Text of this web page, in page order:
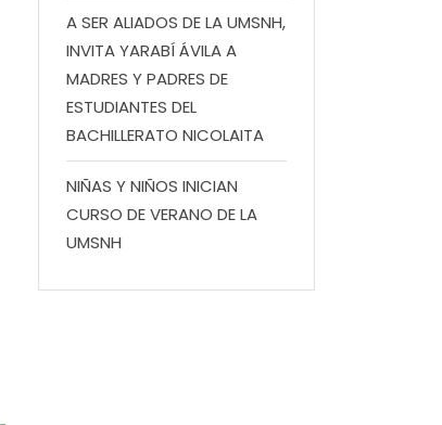
A SER ALIADOS DE LA UMSNH,
INVITA YARABÍ ÁVILA A
MADRES Y PADRES DE
ESTUDIANTES DEL
BACHILLERATO NICOLAITA
NIÑAS Y NIÑOS INICIAN
CURSO DE VERANO DE LA
UMSNH